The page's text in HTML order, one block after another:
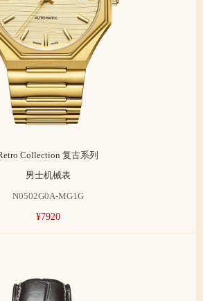
Collection 复古系列
男士机械表
N0502G0A-MG1G
¥7920